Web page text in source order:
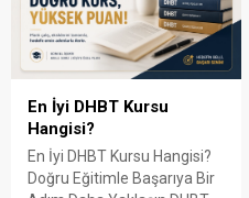
En İyi DHBT Kursu
Hangisi?
En İyi DHBT Kursu Hangisi?
Doğru Eğitimle Başarıya Bir